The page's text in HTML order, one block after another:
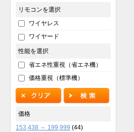
リモコンを選択
ワイヤレス
ワイヤード
性能を選択
省エネ性重視（省エネ機）
価格重視（標準機）
価格
153,438 ～ 199,999 (44)